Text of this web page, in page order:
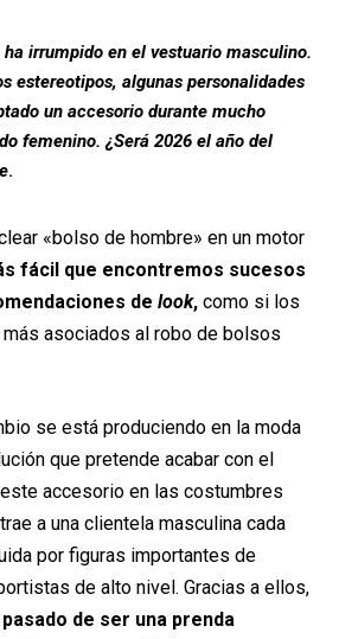
b
o
o
s
A
p
ha irrumpido en el vestuario masculino.
estereotipos, algunas personalidades
un accesorio durante mucho
femenino. ¿Será 2026 el año del
.
«bolso de hombre» en un motor
fácil que encontremos sucesos
delook, como si los
asociados al robo de bolsos
se está produciendo en la moda
que pretende acabar con el
accesorio en las costumbres
a una clientela masculina cada
por figuras importantes de
de alto nivel. Gracias a ellos,
de ser una prenda